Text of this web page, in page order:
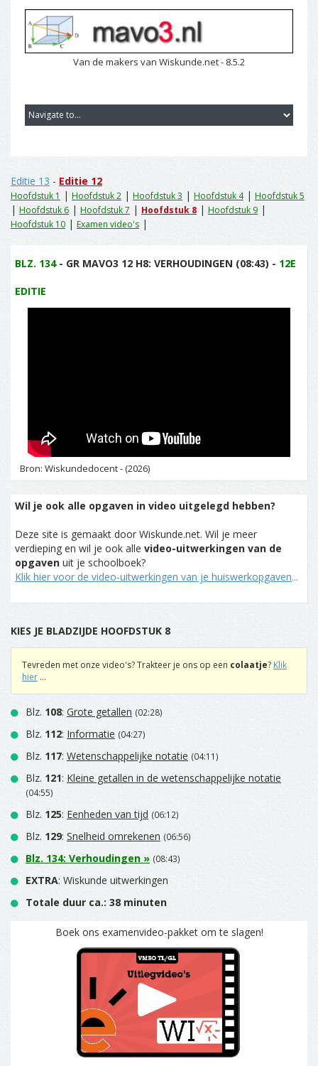
Van de makers van Wiskunde.net - 8.5.2
Editie 13 - Editie 12
Hoofdstuk 1 | Hoofdstuk 2 | Hoofdstuk 3 | Hoofdstuk 4| Hoofdstuk 5
| Hoofdstuk 6 | Hoofdstuk 7 | Hoofdstuk 8 | Hoofdstuk 9 |
Hoofdstuk 10 | Examen video's |
BLZ. 134- GR MAVO3 12 H8: VERHOUDINGEN (08:43) - 12E
EDITIE
Bron: Wiskundedocent - (2026)
Wil je ook alle opgaven in video uitgelegd hebben?
Deze site is gemaakt door Wiskunde.net. Wil je meer
verdieping en wil je ook alle video-uitwerkingen van de
opgaven uit je schoolboek?
Klik hier voor de video-uitwerkingen van je huiswerkopgaven...
KIES JE BLADZIJDE HOOFDSTUK 8
Tevreden met onze video's? Trakteer je ons op een colaatje? Klik
hier ...
Blz. 108: Grote getallen (02:28)
Blz. 112: Informatie (04:27)
Blz. 117: Wetenschappelijke notatie (04:11)
Blz. 121: Kleine getallen in de wetenschappelijke notatie
(04:55)
Blz. 125: Eenheden van tijd (06:12)
Blz. 129: Snelheid omrekenen (06:56)
Blz. 134: Verhoudingen » (08:43)
EXTRA: Wiskunde uitwerkingen
Totale duur ca.: 38 minuten
Boek ons examenvideo-pakket om te slagen!